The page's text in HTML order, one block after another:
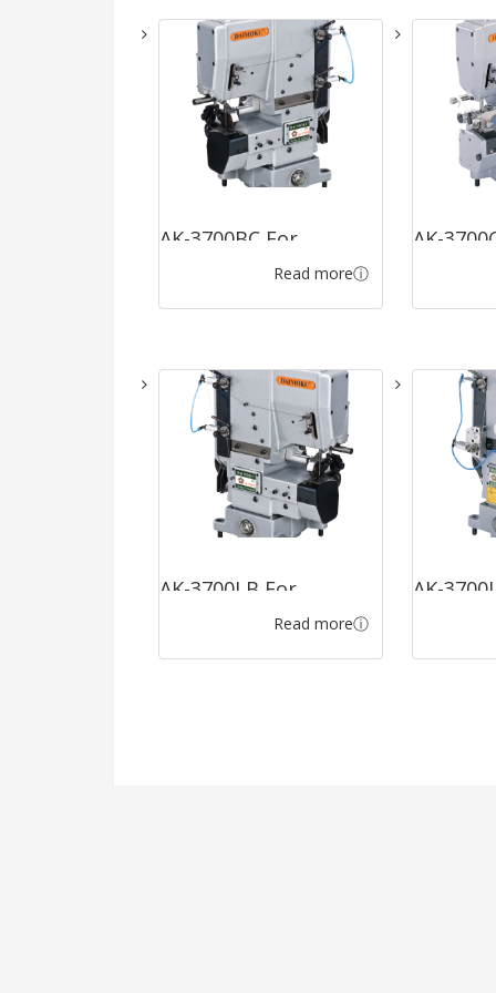
AK-3700BC For
Hemming Carpet
Read more
AK-
Large
AK-3700LB For
Hemming Carpet
Read more
AK-
Sewing